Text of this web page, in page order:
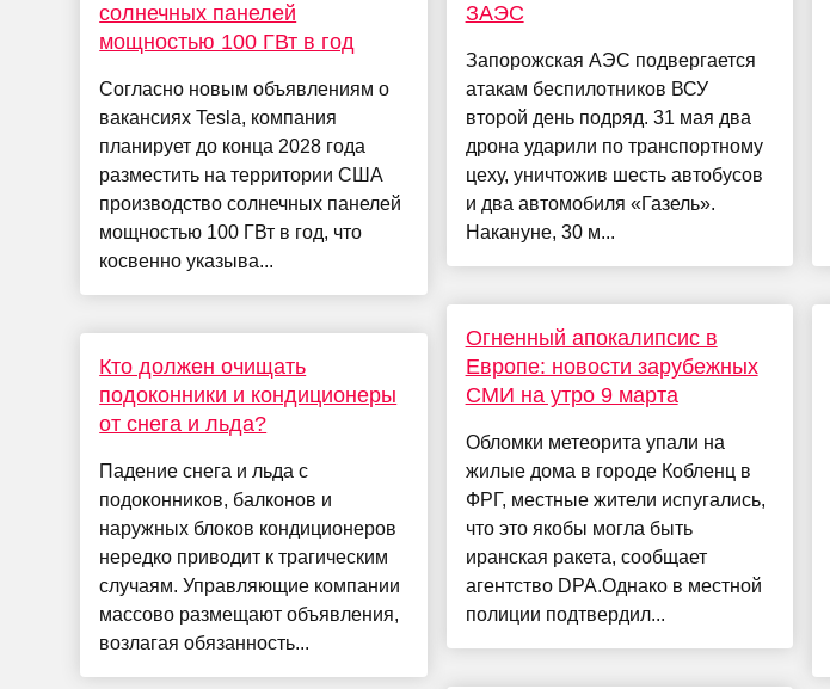
солнечных панелей
мощностью 100 ГВт в год
Согласно новым объявлениям о
вакансиях Tesla, компания
планирует до конца 2028 года
разместить на территории США
производство солнечных панелей
мощностью 100 ГВт в год, что
косвенно указыва...
Кто должен очищать
подоконники и кондиционеры
от снега и льда?
Падение снега и льда с
подоконников, балконов и
наружных блоков кондиционеров
нередко приводит к трагическим
случаям. Управляющие компании
массово размещают объявления,
возлагая обязанность...
ЗАЭС
Запорожская АЭС подвергается
атакам беспилотников ВСУ
второй день подряд. 31 мая два
дрона ударили по транспортному
цеху, уничтожив шесть автобусов
и два автомобиля «Газель».
Накануне, 30 м...
Огненный апокалипсис в
Европе: новости зарубежных
СМИ на утро 9 марта
Обломки метеорита упали на
жилые дома в городе Кобленц в
ФРГ, местные жители испугались,
что это якобы могла быть
иранская ракета, сообщает
агентство DPA.Однако в местной
полиции подтвердил...